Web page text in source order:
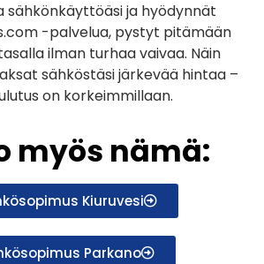
sähkönkäyttöäsi ja hyödynnät
-palvelua, pystyt pitämään
ilman turhaa vaivaa. Näin
sähköstäsi järkevää hintaa –
on korkeimmillaan.
myös nämä:
Kiuruvesi
Parkano